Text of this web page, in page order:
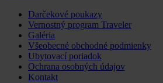
Darčekové poukazy
Vernostný program Traveler
Galéria
Všeobecné obchodné podmienky
Ubytovací poriadok
Ochrana osobných údajov
Kontakt